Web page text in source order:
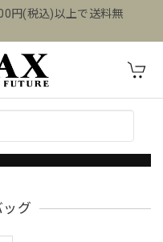
円(税込)以上で送料無
ッグ